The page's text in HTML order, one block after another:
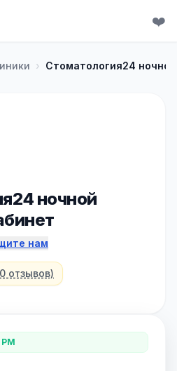
❤️
› Стоматология24
ночной
нам
отзывов)